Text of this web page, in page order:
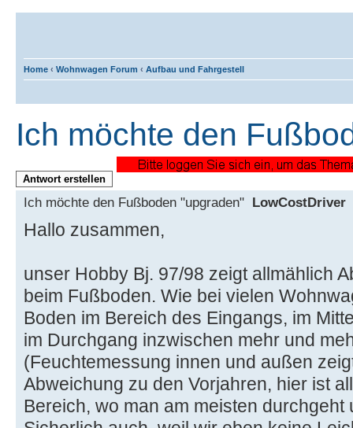
Home ‹ Wohnwagen Forum ‹ Aufbau und Fahrgestell
Ich möchte den
Antwort erstellen
Ich möchte den Fußboden "upgraden" LowCostDriver
Hallo zusammen,
unser Hobby Bj. 97/98 zeigt allmählich
beim Fußboden. Wie bei vielen
Boden im Bereich des Eingangs, im
im Durchgang inzwischen mehr und
(Feuchtemessung innen und außen
Abweichung zu den Vorjahren, hier ist
Bereich, wo man am meisten durchgeht